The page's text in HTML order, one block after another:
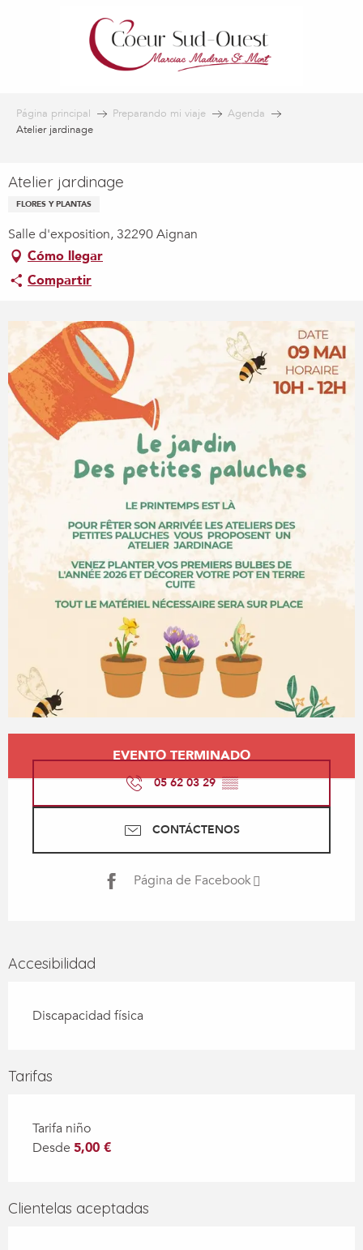
Página principal Preparando mi viaje
Agenda
Atelier jardinage
Atelier jardinage
FLORES Y PLANTAS
Salle d'exposition, 32290 Aignan
Cómo llegar
Compartir
EVENTO TERMINADO
05 62 03 29▒▒
CONTÁCTENOS
Página de Facebook
Accesibilidad
Discapacidad física
Tarifas
Tarifa niño
Desde 5,00 €
Clientelas aceptadas